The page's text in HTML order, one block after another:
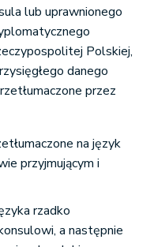
lub uprawnionego
Polskiej,
danego
przez
na język
przyjmującym i
rzadko
a następnie